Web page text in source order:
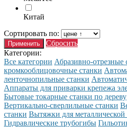
Китай
Сортировать по:
Сбросить
Категории:
Все категории Абразивно-отрезные
кромкооблицовочные станки
ленточнопильные станки
Аппараты для приварки крепежа
Бытовые токарные станки по дереву
Вертикально-сверлильные станки
станки Вытяжки для
Гидравлические трубогибы